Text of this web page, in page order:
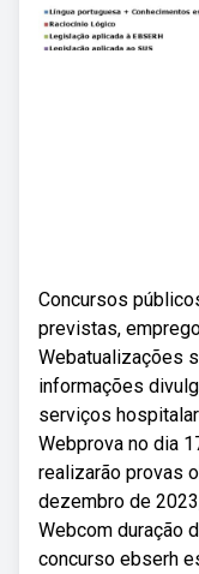
Concursos
previstas,
Webatualizações
informações
serviços
Webprova no dia
realizarão provas
dezembro de
Webcom duração
concurso ebserh